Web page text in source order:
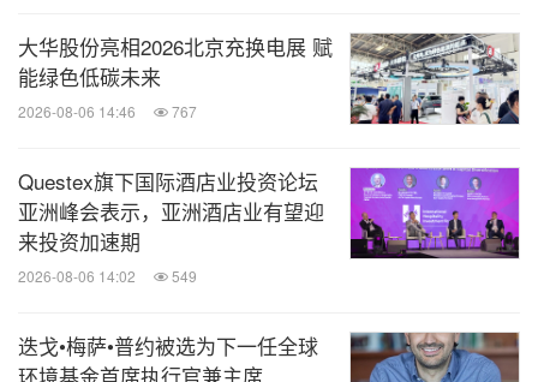
今年的香港绿色金融协会年度论坛由中国银行（香
港）有限公司、香港上海汇丰银行有限公司、渣打银
行、中信银行（国际）有限公司、穆迪评级、法国外
Fitch）赞助。
关于香港绿色金融协会
香港绿色金融协会于2018年9月正式成立，旨在为香
大华股份亮相2026北京充换电展 赋
能绿色低碳未来
2026-08-06 14:46 767
Questex旗下国际酒店业投资论坛
亚洲峰会表示，亚洲酒店业有望迎
来投资加速期
2026-08-06 14:02 549
迭戈•梅萨•普约被选为下一任全球
环境基金首席执行官兼主席